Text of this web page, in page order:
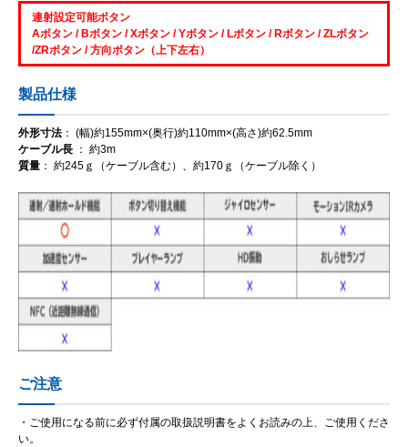
連射設定可能ボタン
Aボタン / Bボタン / Xボタン / Yボタン / Lボタン / Rボタン / ZLボタン
/ZRボタン / 方向ボタン（上下左右）
製品仕様
外形寸法 ： (幅)約155mm×(奥行)約110mm×(高さ)約62.5mm
ケーブル長 ： 約3m
質量 ： 約245ｇ（ケーブル含む）、約170ｇ（ケーブル除く）
ご注意
・ご使用になる前に必ず付属の取扱説明書をよくお読みの上、ご使用くださ
い。